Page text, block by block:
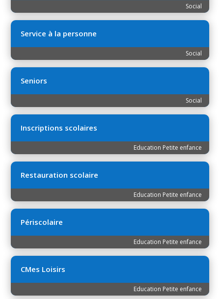
Social
Service à la personne
Social
Seniors
Social
Inscriptions scolaires
Education Petite enfance
Restauration scolaire
Education Petite enfance
Périscolaire
Education Petite enfance
CMes Loisirs
Education Petite enfance